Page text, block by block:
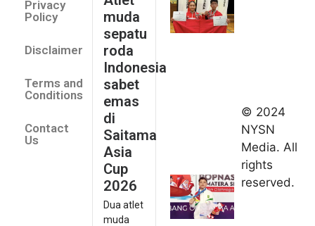
Privacy
Policy
Disclaimer
Terms and
Conditions
Contact
Us
muda
sepatu
roda
Indonesia
sabet
emas
di
Saitama
Asia
Cup
2026
Dua atlet
muda
2026
Indonesia
kirim tiga
lifter
muda ke
Kejuaraan
© 2024
NYSN
Media. All
rights
reserved.